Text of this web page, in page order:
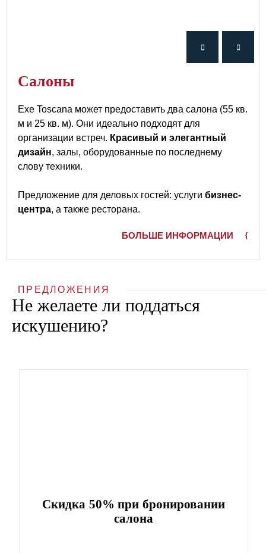
Cалоны
Exe Toscana может предоставить два салона (55 кв.
м и 25 кв. м). Они идеально подходят для
организации встреч. Красивый и элегантный
дизайн, залы, оборудованные по последнему
слову техники.
Предложение для деловых гостей: услуги бизнес-
центра, а также ресторана.
БОЛЬШЕ ИНФОРМАЦИИ
ПРЕДЛОЖЕНИЯ
Не желаете ли поддаться
искушению?
Скидка 50% при бронировании
салона